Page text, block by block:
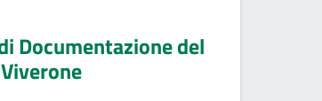
Documentazione del